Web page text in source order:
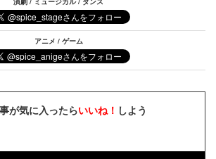
アニメ / ゲーム
が気に入ったらいいね！ しよう